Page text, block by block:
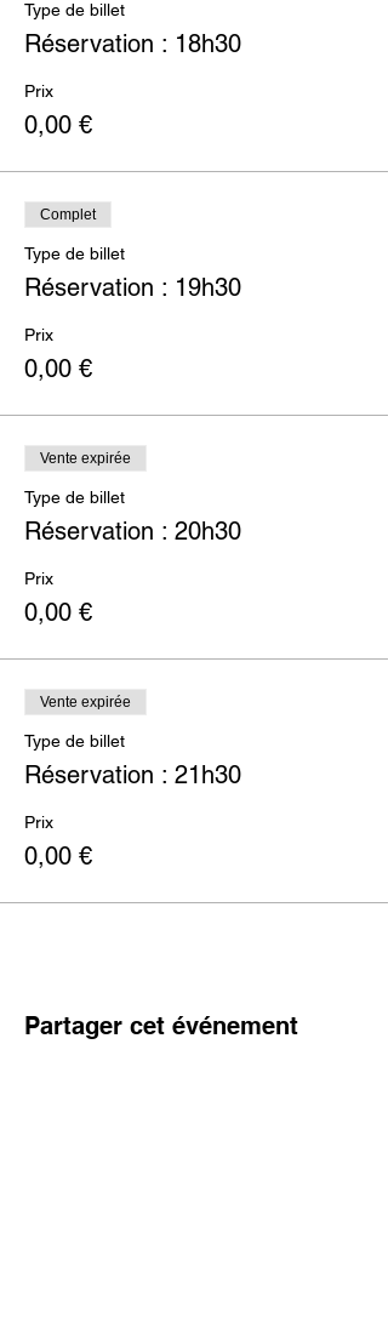
Type de billet
Réservation : 18h30
Prix
0,00 €
Complet
Type de billet
Réservation : 19h30
Prix
0,00 €
Vente expirée
Type de billet
Réservation : 20h30
Prix
0,00 €
Vente expirée
Type de billet
Réservation : 21h30
Prix
0,00 €
Partager cet événement